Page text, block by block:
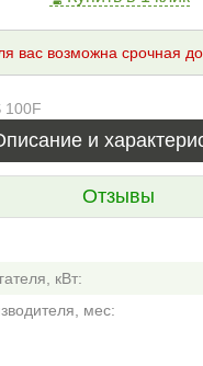
вас возможна срочная
100F
и
Отзывы
кВт:
мес: